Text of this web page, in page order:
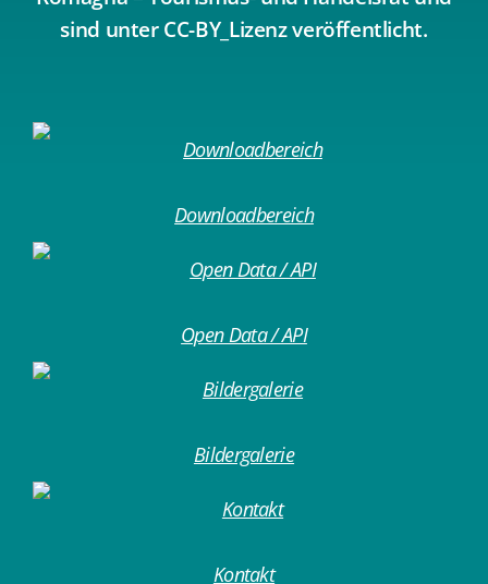
sind unter CC-BY_Lizenz veröffentlicht.
Downloadbereich
Open Data / API
Bildergalerie
Kontakt